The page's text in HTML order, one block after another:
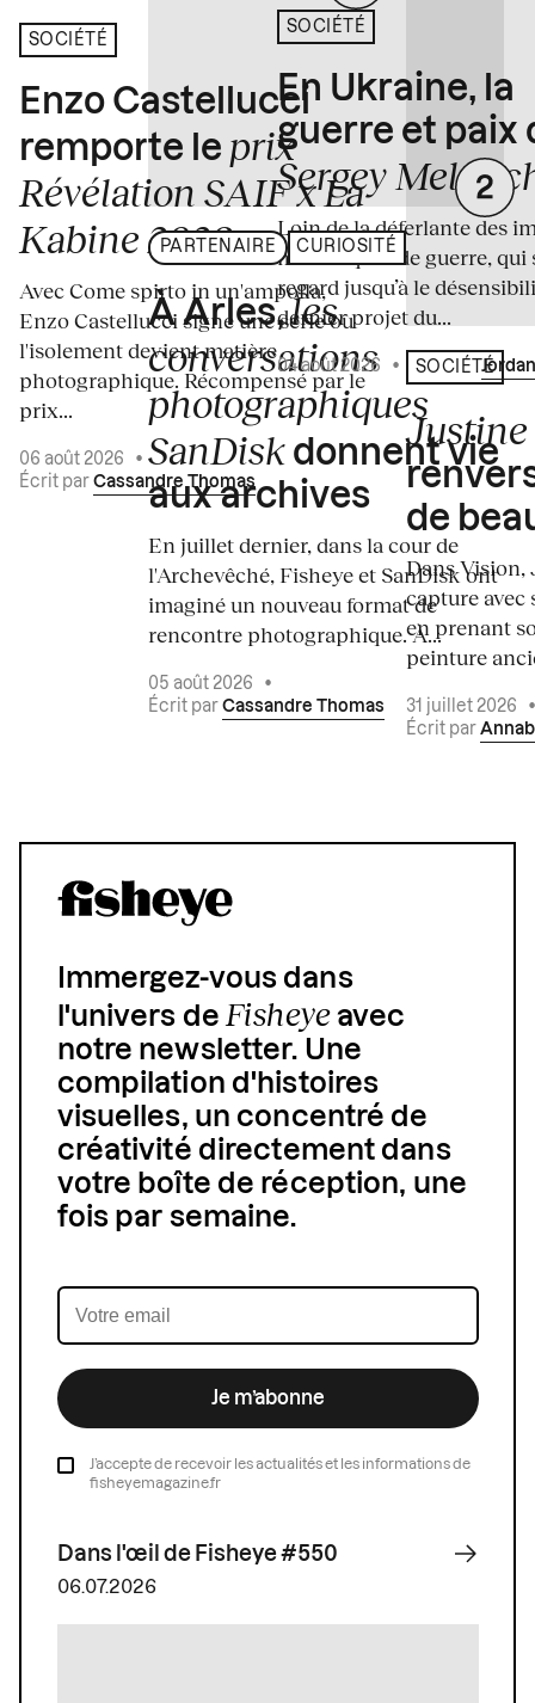
SOCIÉTÉ
Enzo Castellucci
remporte le prix
Révélation SAIF x La
Kabine 2026
Avec Come spirto in un'ampolla,
Enzo Castellucci signe une série où
l'isolement devient matière
photographique. Récompensé par le
prix...
06 août 2026
•
Écrit par Cassandre Thomas
PARTENAIRE CURIOSITÉ
À Arles,les
conversations
photographiques
SanDisk donnent vie
aux archives
En juillet dernier, dans la cour de
l'Archevêché, Fisheye et SanDisk ont
imaginé un nouveau format de
rencontre photographique. À...
05 août 2026
•
Écrit par Cassandre Thomas
SOCIÉTÉ
En Ukraine, la
guerre et paix
Sergey
Loin de la déferlante des
médiatiques de guerre, qui
regard jusqu’à le
dernier projet du...
04 août 2026 • Écrit par
SOCIÉTÉ
de
Dans
capture avec
en prenant
peinture
31 juillet 2026
Écrit par
Immergez-vous dans
l'univers deFisheyeavec
notre newsletter. Une
compilation d'histoires
visuelles, un concentré de
créativité directement dans
votre boîte de réception, une
fois par semaine.
Je m’abonne
J’accepte de recevoir les actualités et les informations de
fisheyemagazine.fr
Dans l'œil de Fisheye #550
06.07.2026